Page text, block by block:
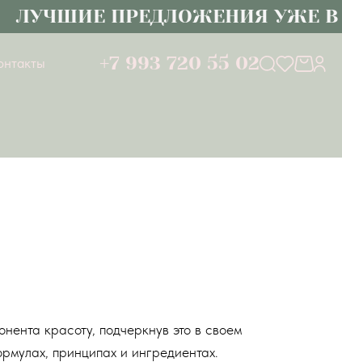
ЛУЧШИЕ ПРЕДЛОЖЕНИЯ УЖЕ В
+7 993 720 55 02
красоту, подчеркнув это в своем
принципах и ингредиентах.